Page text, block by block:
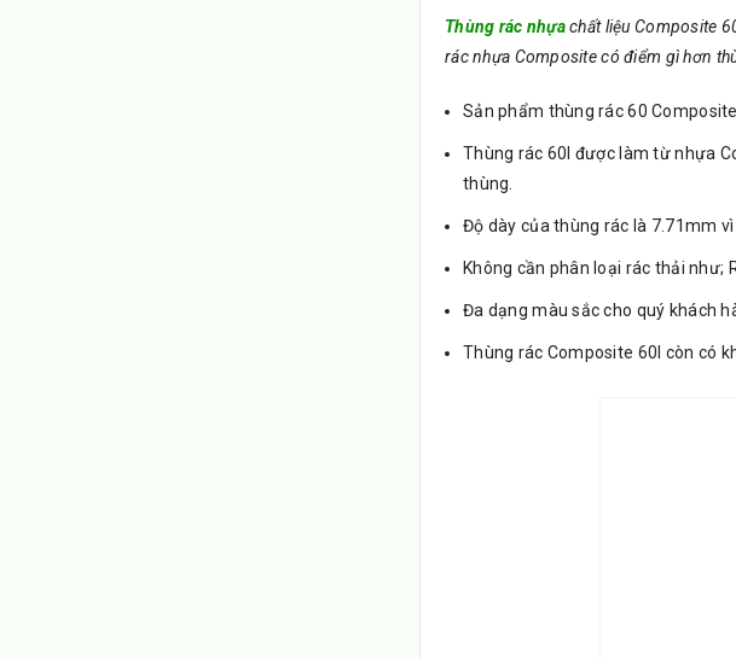
Thùng rác nhựachất liệu Composite
rác nhựa Composite có điểm gì hơn
Sản phẩm thùng rác 60
Thùng rác 60l được làm từ nhựa
thùng.
Độ dày của thùng rác là 7.71mm
Không cần phân loại rác thải như;
Đa dạng màu sắc cho quý khách
Thùng rác Composite 60l còn có